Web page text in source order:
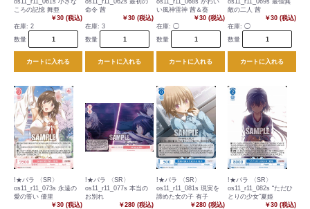
os11_r11_061s 小さな
ころの記憶 舞亜
￥30 (税込)
在庫: 2
数量
カートに入れる
os11_r11_062s 最初の
命令 茜
￥30 (税込)
在庫: 3
数量
カートに入れる
os11_r11_068s かわい
い風神雷神 茜＆葵
￥30 (税込)
在庫: ◯
数量
カートに入れる
os11_r11_069s 最強無
敵の二人 茜
￥30 (税込)
在庫: ◯
数量
カートに入れる
!★パラ 〈SR〉
os11_r11_073s 永遠の
愛の誓い 優里
￥30 (税込)
!★パラ 〈SR〉
os11_r11_077s 本当の
お別れ
￥280 (税込)
!★パラ 〈SR〉
os11_r11_081s 現実を
諦めた女の子 有子
￥280 (税込)
!★パラ 〈SR〉
os11_r11_082s “ただひ
とりの少女”夏姫
￥30 (税込)